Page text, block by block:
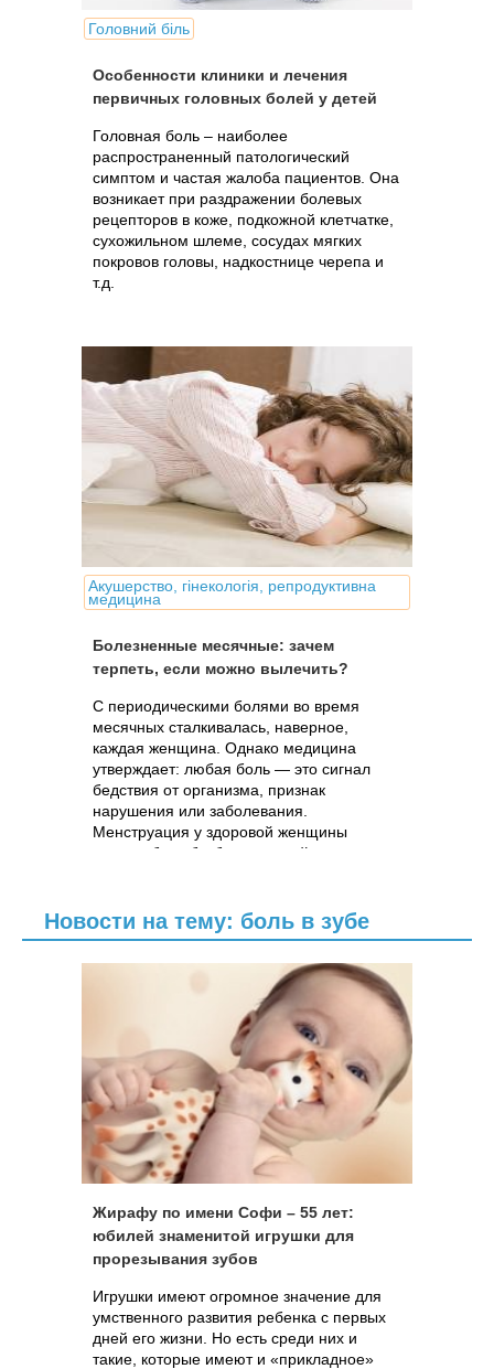
Головний біль
Особенности клиники и лечения
первичных головных болей у детей
Головная боль – наиболее
распространенный патологический
симптом и частая жалоба пациентов. Она
возникает при раздражении болевых
рецепторов в коже, подкожной клетчатке,
сухожильном шлеме, сосудах мягких
покровов головы, надкостнице черепа и
т.д.
Акушерство, гінекологія, репродуктивна
медицина
Болезненные месячные: зачем
терпеть, если можно вылечить?
С периодическими болями во время
месячных сталкивалась, наверное,
каждая женщина. Однако медицина
утверждает: любая боль — это сигнал
бедствия от организма, признак
нарушения или заболевания.
Менструация у здоровой женщины
должна быть безболезненной.
Новости на тему: боль в зубе
Жирафу по имени Софи – 55 лет:
юбилей знаменитой игрушки для
прорезывания зубов
Игрушки имеют огромное значение для
умственного развития ребенка с первых
дней его жизни. Но есть среди них и
такие, которые имеют и «прикладное»